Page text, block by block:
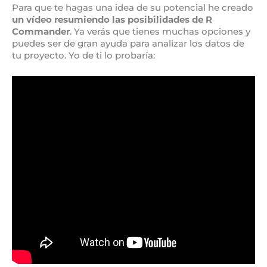
Para que te hagas una idea de su potencial he creado
un vídeo resumiendo las posibilidades de R
Commander. Ya verás que tienes muchas opciones y
puedes ser de gran ayuda para analizar los datos de
tu proyecto. Yo de ti lo probaría: